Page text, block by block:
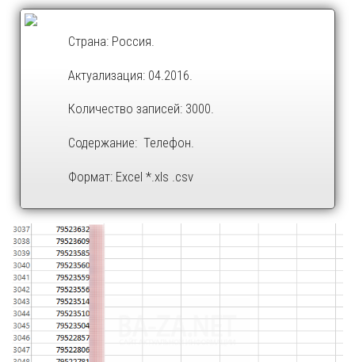
Страна: Россия.
Актуализация: 04.2016.
Количество записей: 3000.
Содержание: Телефон.
Формат: Excel *.xls .csv